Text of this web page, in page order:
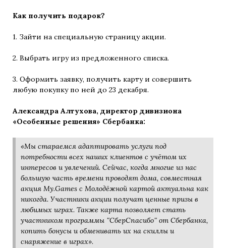
Как получить подарок?
1. Зайти на специальную страницу акции.
2. Выбрать игру из предложенного списка.
3. Оформить заявку, получить карту и совершить
любую покупку по ней до 23 декабря.
Александра Алтухова, директор дивизиона
«Особенные решения» Сбербанка:
«Мы стараемся адаптировать услуги под
потребности всех наших клиентов с учётом их
интересов и увлечений. Сейчас, когда многие из нас
большую часть времени проводят дома, совместная
акция My.Games с Молодёжной картой актуальна как
никогда. Участники акции получат ценные призы в
любимых играх. Также карта позволяет стать
участником программы ʺСберСпасибоʺ от Сбербанка,
копить бонусы и обменивать их на скиллы и
снаряжение в играх».